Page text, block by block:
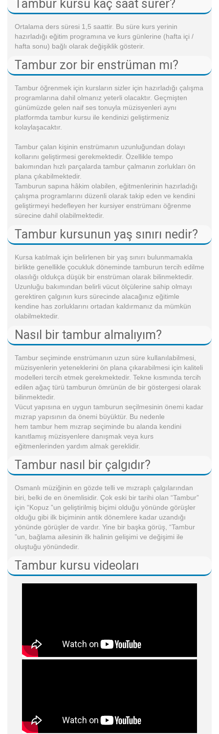
Tambur kursu kaç saat sürer?
Ortalama ders süresi 1,5 saattir. Bu süre kurs yerinin
hazırladığı eğitim programına ve kurs günlerine (hafta içi /
hafta sonu) bağlı olarak değişiklik gösterir.
Tambur zor bir enstrüman mı?
Tambur öğrenmek için kursların sizler için hazırladığı çalışma
programlarına dahil olmanız yeterli olacaktır. Geçmişten
günümüzde gelen naif ses tonuyla müzisyenleri aynı
platformda tambur kursu ile kendinizi geliştirmeniz
kolaylaşacaktır.
Tambur çalan kişinin enstrümanın uzunluğundan dolayı
kollarını geliştirmesi gerekmektedir. Özellikle tempo
bakımından hızlı parçalarda tambur çalmanın zorlukları ön
plana çıkabilmektedir.
Tamburun sapına hâkim olabilen, eğitmenlerinin hazırladığı
çalışma programlarını düzenli olarak takip eden ve kendini
geliştirmeyi hedefleyen her kursiyer enstrümanı öğrenme
sürecine dahil olabilmektedir.
Tambur kursunun yaş sınırı nedir?
Kursa katılmak için belirlenen bir yaş sınırı bulunmamakla
birlikte genellikle çocukluk döneminde tamburun tercih edilme
olasılığı oldukça düşük bir enstrüman olarak bilinmektedir.
Uzunluğu bakımından belirli vücut ölçülerine sahip olmayı
gerektiren çalgının kurs sürecinde alacağınız eğitimle
kendine has zorluklarını ortadan kaldırmanız da mümkün
olabilmektedir.
Nasıl bir tambur almalıyım?
Tambur seçiminde enstrümanın uzun süre kullanılabilmesi,
müzisyenlerin yeteneklerini ön plana çıkarabilmesi için kaliteli
modelleri tercih etmek gerekmektedir. Tekne kısmında tercih
edilen ağaç türü tamburun ömrünün de bir göstergesi olarak
bilinmektedir.
Vücut yapısına en uygun tamburun seçilmesinin önemi kadar
mızrap yapısının da önemi büyüktür. Bu nedenle
hem tambur hem mızrap seçiminde bu alanda kendini
kanıtlamış müzisyenlere danışmak veya kurs
eğitmenlerinden yardım almak gereklidir.
Tambur nasıl bir çalgıdır?
Osmanlı müziğinin en gözde telli ve mızraplı çalgılarından
biri, belki de en önemlisidir. Çok eski bir tarihi olan “Tambur”
için “Kopuz ”un geliştirilmiş biçimi olduğu yönünde görüşler
olduğu gibi ilk biçiminin antik dönemlere kadar uzandığı
yönünde görüşler de vardır. Yine bir başka görüş, “Tambur
”un, bağlama ailesinin ilk halinin gelişimi ve değişimi ile
oluştuğu yönündedir.
Tambur kursu videoları